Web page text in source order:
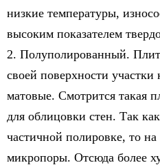
низкие температуры,
высоким показателем
2. Полуполированный.
своей поверхности
матовые. Смотрится такая
для облицовки стен. Так
частичной полировке, то
микропоры. Отсюда более